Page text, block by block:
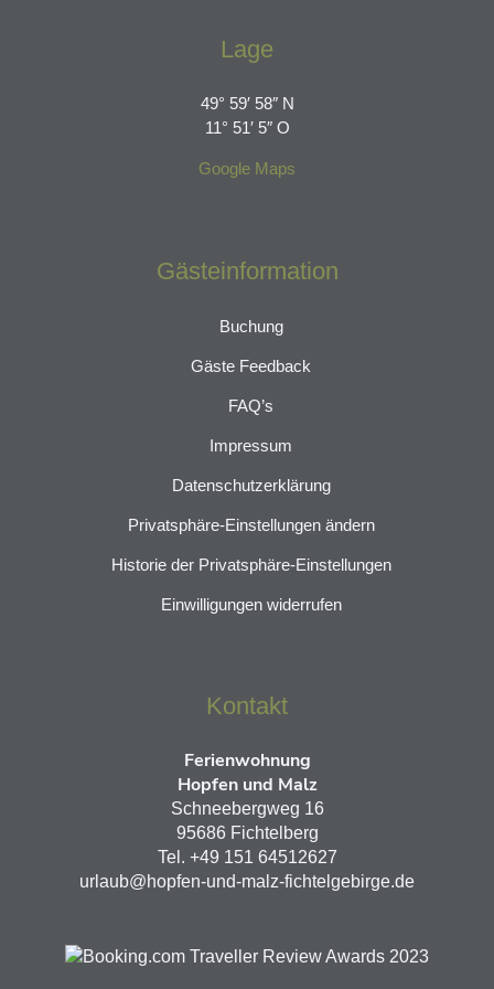
Lage
49° 59′ 58″ N
11° 51′ 5″ O
Google Maps
Gästeinformation
Buchung
Gäste Feedback
FAQ’s
Impressum
Datenschutzerklärung
Privatsphäre-Einstellungen ändern
Historie der Privatsphäre-Einstellungen
Einwilligungen widerrufen
Kontakt
Ferienwohnung
Hopfen und Malz
Schneebergweg 16
95686 Fichtelberg
Tel. +49 151 64512627
urlaub@hopfen-und-malz-fichtelgebirge.de